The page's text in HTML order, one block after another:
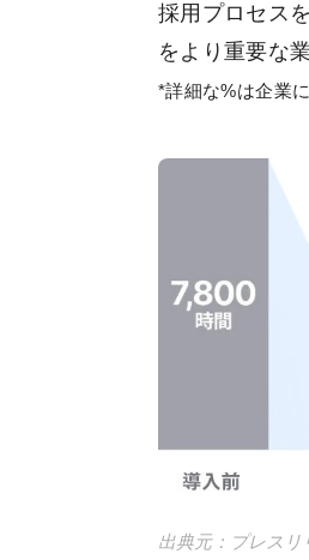
採用プロセス
をより重要な
*詳細な%は企業
出典元：プレスリ